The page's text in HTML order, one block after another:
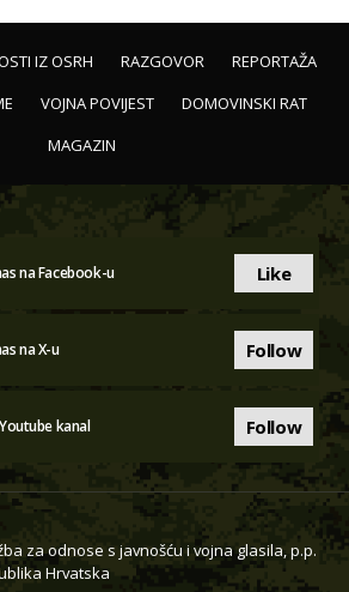
IZ OSRH RAZGOVOR
REPORTAŽA
VOJNA POVIJEST
DOMOVINSKI RAT
MAGAZIN
na Facebook-u Like
na X-u Follow
kanal Follow
za odnose s javnošću i vojna glasila, p.p.
Hrvatska